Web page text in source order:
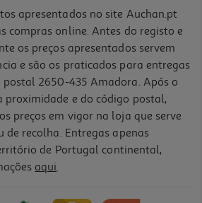
Kelual Squanorm Oleosa 400ml
apresentados no site Auchan.pt
compras online. Antes do registo e
os preços apresentados servem
e são os praticados para entregas
postal 2650-435 Amadora. Após o
proximidade e do código postal,
preços em vigor na loja que serve
de recolha. Entregas apenas
de Portugal continental,
aqui.